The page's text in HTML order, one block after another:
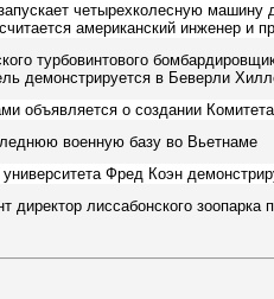
четырехколесную
американский инженер и
турбовинтового
демонстрируется в Беверли
объявляется о создании
военную базу во Вьетнаме
Фред Коэн
директор лиссабонского